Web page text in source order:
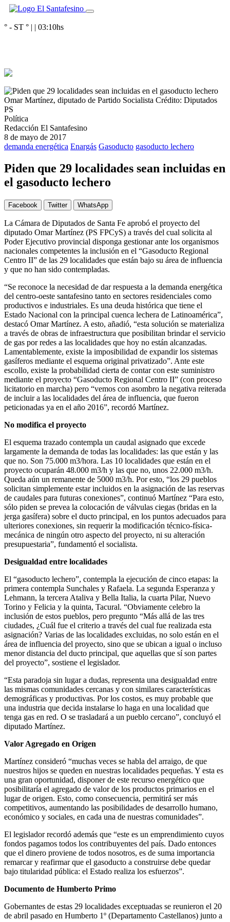
° - ST ° | | 03:10hs
Omar Martínez, diputado de Partido Socialista Crédito: Diputados
PS
Política
Redacción El Santafesino
8 de mayo de 2017
demanda energética Enargás Gasoducto gasoducto lechero
Piden que 29 localidades sean incluidas en
el gasoducto lechero
Facebook Twitter WhatsApp
La Cámara de Diputados de Santa Fe aprobó el proyecto del
diputado Omar Martínez (PS FPCyS) a través del cual solicita al
Poder Ejecutivo provincial disponga gestionar ante los organismos
nacionales competentes la inclusión en el “Gasoducto Regional
Centro II” de las 29 localidades que están bajo su área de influencia
y que no han sido contempladas.
“Se reconoce la necesidad de dar respuesta a la demanda energética
del centro-oeste santafesino tanto en sectores residenciales como
productivos e industriales. Es una deuda histórica que tiene el
Estado Nacional con la principal cuenca lechera de Latinoamérica”,
destacó Omar Martínez. A esto, añadió, “esta solución se materializa
a través de obras de infraestructura que posibilitan brindar el servicio
de gas por redes a las localidades que hoy no están alcanzadas.
Lamentablemente, existe la imposibilidad de expandir los sistemas
gasíferos mediante el esquema original privatizado”. Ante este
escollo, existe la probabilidad cierta de contar con este suministro
mediante el proyecto “Gasoducto Regional Centro II” (con proceso
licitatorio en marcha) pero “vemos con asombro la negativa reiterada
de incluir a las localidades del área de influencia, que fueron
peticionadas ya en el año 2016”, recordó Martínez.
No modifica el proyecto
El esquema trazado contempla un caudal asignado que excede
largamente la demanda de todas las localidades: las que están y las
que no. Son 75.000 m3/hora. Las 10 localidades que están en el
proyecto ocuparán 48.000 m3/h y las que no, unos 22.000 m3/h.
Queda aún un remanente de 5000 m3/h. Por esto, “los 29 pueblos
solicitan simplemente estar incluidos en la asignación de las reservas
de caudales para futuras conexiones”, continuó Martínez “Para esto,
sólo piden se prevea la colocación de válvulas ciegas (bridas en la
jerga gasífera) sobre el ducto principal, en los puntos adecuados para
ulteriores conexiones, sin requerir la modificación técnico-física-
mecánica de ningún otro aspecto del proyecto, ni su alteración
presupuestaria”, fundamentó el socialista.
Desigualdad entre localidades
El “gasoducto lechero”, contempla la ejecución de cinco etapas: la
primera contempla Sunchales y Rafaela. La segunda Esperanza y
Lehmann, la tercera Ataliva y Bella Italia, la cuarta Pilar, Nuevo
Torino y Felicia y la quinta, Tacural. “Obviamente celebro la
inclusión de estos pueblos, pero pregunto “Más allá de las tres
ciudades, ¿Cuál fue el criterio a través del cual fue realizada esta
asignación? Varias de las localidades excluidas, no solo están en el
área de influencia del proyecto, sino que se ubican a igual o incluso
menor distancia del ducto principal, que aquellas que sí son partes
del proyecto”, sostiene el legislador.
“Esta paradoja sin lugar a dudas, representa una desigualdad entre
las mismas comunidades cercanas y con similares características
demográficas y productivas. Por los costos, es muy probable que
una industria que decida instalarse lo haga en una localidad que
tenga gas en red. O se trasladará a un pueblo cercano”, concluyó el
diputado Martínez.
Valor Agregado en Origen
Martínez consideró “muchas veces se habla del arraigo, de que
nuestros hijos se queden en nuestras localidades pequeñas. Y esta es
una gran oportunidad, disponer de este recurso energético que
posibilitaría el agregado de valor de los productos primarios en el
lugar de origen. Esto, como consecuencia, permitirá ser más
competitivos, aumentando las posibilidades de desarrollo humano,
económico y sociales, en cada una de nuestras comunidades”.
El legislador recordó además que “este es un emprendimiento cuyos
fondos pagamos todos los contribuyentes del país. Dado entonces
que el dinero proviene de todos nosotros, es de suma importancia
remarcar y reafirmar que el gasoducto a construirse debe quedar
bajo titularidad pública: el Estado realiza los esfuerzos”.
Documento de Humberto Primo
Gobernantes de estas 29 localidades exceptuadas se reunieron el 20
de abril pasado en Humberto 1º (Departamento Castellanos) junto a